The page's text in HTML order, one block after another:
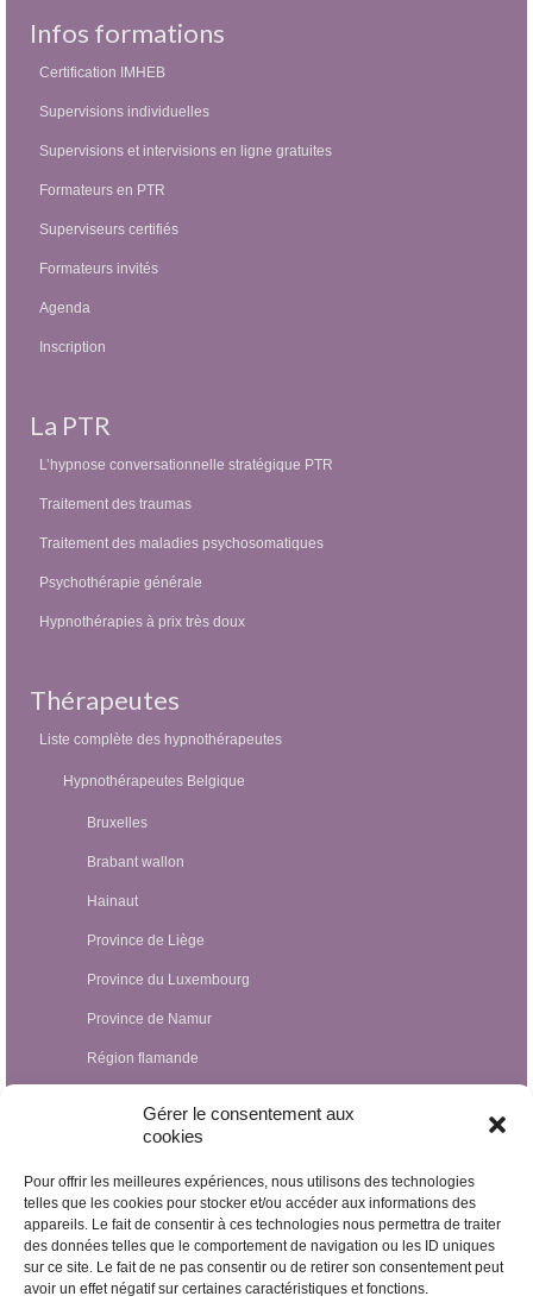
Gérer le consentement aux
cookies
Pour offrir les meilleures expériences, nous utilisons des technologies
telles que les cookies pour stocker et/ou accéder aux informations des
appareils. Le fait de consentir à ces technologies nous permettra de traiter
des données telles que le comportement de navigation ou les ID uniques
sur ce site. Le fait de ne pas consentir ou de retirer son consentement peut
avoir un effet négatif sur certaines caractéristiques et fonctions.
Infos formations
Certification IMHEB
Supervisions individuelles
Supervisions et intervisions en ligne gratuites
Formateurs en PTR
Superviseurs certifiés
Formateurs invités
Agenda
Inscription
La PTR
L’hypnose conversationnelle stratégique PTR
Traitement des traumas
Traitement des maladies psychosomatiques
Psychothérapie générale
Hypnothérapies à prix très doux
Thérapeutes
Liste complète des hypnothérapeutes
Hypnothérapeutes Belgique
Bruxelles
Brabant wallon
Hainaut
Province de Liège
Province du Luxembourg
Province de Namur
Région flamande
Hypnothérapeutes Luxembourg
Hypnothérapeutes France
Hypnothérapeutes Suisse
Hypnothérapeutes Pays-Bas
Hypnothérapeutes Espagne